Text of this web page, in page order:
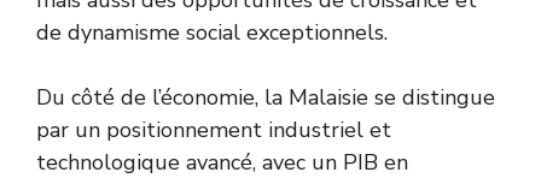
de dynamisme social exceptionnels.
Du côté de l’économie, la Malaisie se distingue
par un positionnement industriel et
technologique avancé, avec un PIB en